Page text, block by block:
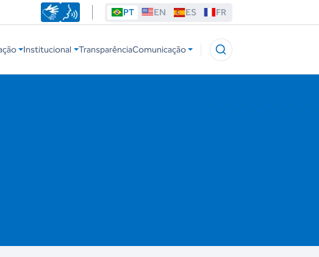
PT EN ES FR
Institucional TransparênciaComunicação